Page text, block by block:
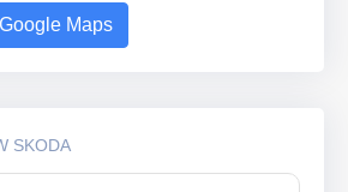
Google Maps
SKODA